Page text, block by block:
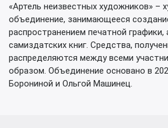
«Артель неизвестных художников» –
объединение, занимающееся
распространением печатной графики,
самиздатских книг. Средства,
распределяются между всеми
образом. Объединение основано в
Борониной и Ольгой Машинец.